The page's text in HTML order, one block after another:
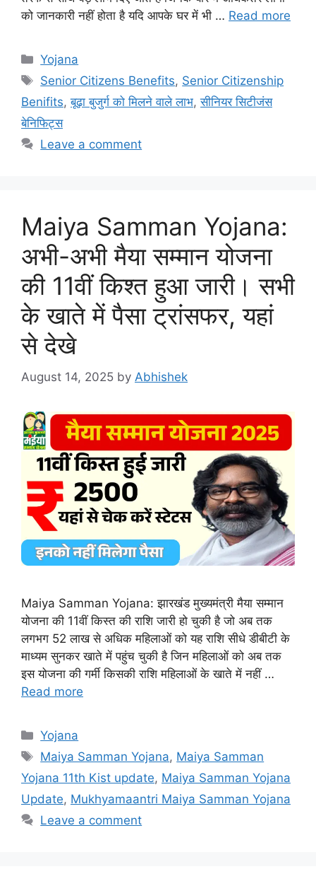
को जानकारी नहीं होता है यदि आपके घर में भी … Read more
Categories
Yojana
Tags
Senior Citizens Benefits, Senior Citizenship
Benifits,बूढ़ा बुजुर्ग को मिलने वाले लाभ,सीनियर सिटीजंस
बेनिफिट्स
Leave a comment
Maiya Samman Yojana:
अभी-अभी मैया सम्मान योजना
की 11वीं किश्त हुआ जारी। सभी
के खाते में पैसा ट्रांसफर, यहां
से देखे
August 14, 2025 by Abhishek
Maiya Samman Yojana: झारखंड मुख्यमंत्री मैया सम्मान
योजना की 11वीं किस्त की राशि जारी हो चुकी है जो अब तक
लगभग 52 लाख से अधिक महिलाओं को यह राशि सीधे डीबीटी के
माध्यम सुनकर खाते में पहुंच चुकी है जिन महिलाओं को अब तक
इस योजना की गर्मी किसकी राशि महिलाओं के खाते में नहीं …
Read more
Categories
Yojana
Tags
Maiya Samman Yojana, Maiya Samman
Yojana 11th Kist update, Maiya Samman Yojana
Update, Mukhyamaantri Maiya Samman Yojana
Leave a comment